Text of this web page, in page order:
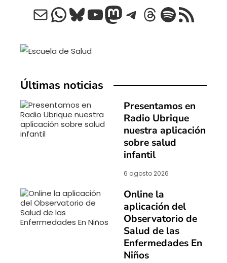
Correo electrónico
WhatsApp
Bluesky
YouTube
Mastodon
Telegram
Threads
Spotify
Feed RSS
Últimas noticias
Presentamos en
Radio Ubrique
nuestra aplicación
sobre salud
infantil
6 agosto 2026
Online la
aplicación del
Observatorio de
Salud de las
Enfermedades En
Niños